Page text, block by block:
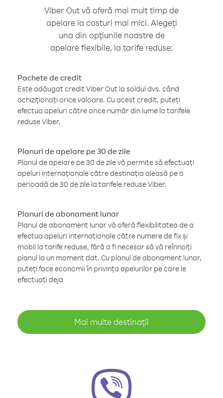
Viber Out vă oferă mai mult timp de
apelare la costuri mai mici. Alegeți
una din opțiunile noastre de
apelare flexibile, la tarife reduse:
Pachete de credit
Este adăugat credit Viber Out la soldul dvs. când
achiziționați orice valoare. Cu acest credit, puteți
efectua apeluri către orice număr din lume la tarifele
reduse Viber.
Planuri de apelare pe 30 de zile
Planul de apelare pe 30 de zile vă permite să efectuați
apeluri internaționale către destinația aleasă pe o
perioadă de 30 de zile la tarifele reduse Viber.
Planuri de abonament lunar
Planul de abonament lunar vă oferă flexibilitatea de a
efectua apeluri internaționale către numere de fix și
mobil la tarife reduse, fără a fi necesar să vă reînnoiți
planul la un moment dat. Cu planul de abonament lunar,
puteți face economii în privința apelurilor pe care le
efectuați deja
Mai multe destinații